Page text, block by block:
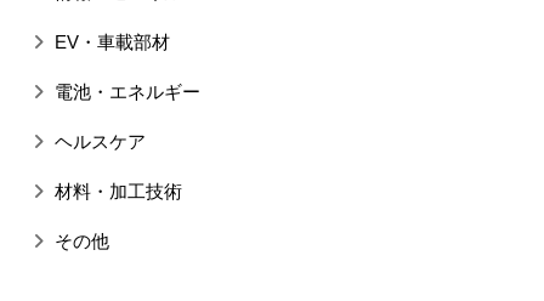
EV・車載部材
電池・エネルギー
ヘルスケア
材料・加工技術
その他